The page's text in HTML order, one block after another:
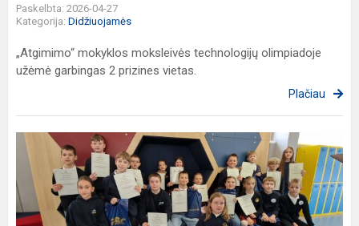
Paskelbta: 2026-04-27
Kategorija: Didžiuojamės
„Atgimimo“ mokyklos moksleivės technologijų olimpiadoje
užėmė garbingas 2 prizines vietas.
Plačiau
LPMO
(Lietuvos
pradinukų
matematikos
olimpiados)